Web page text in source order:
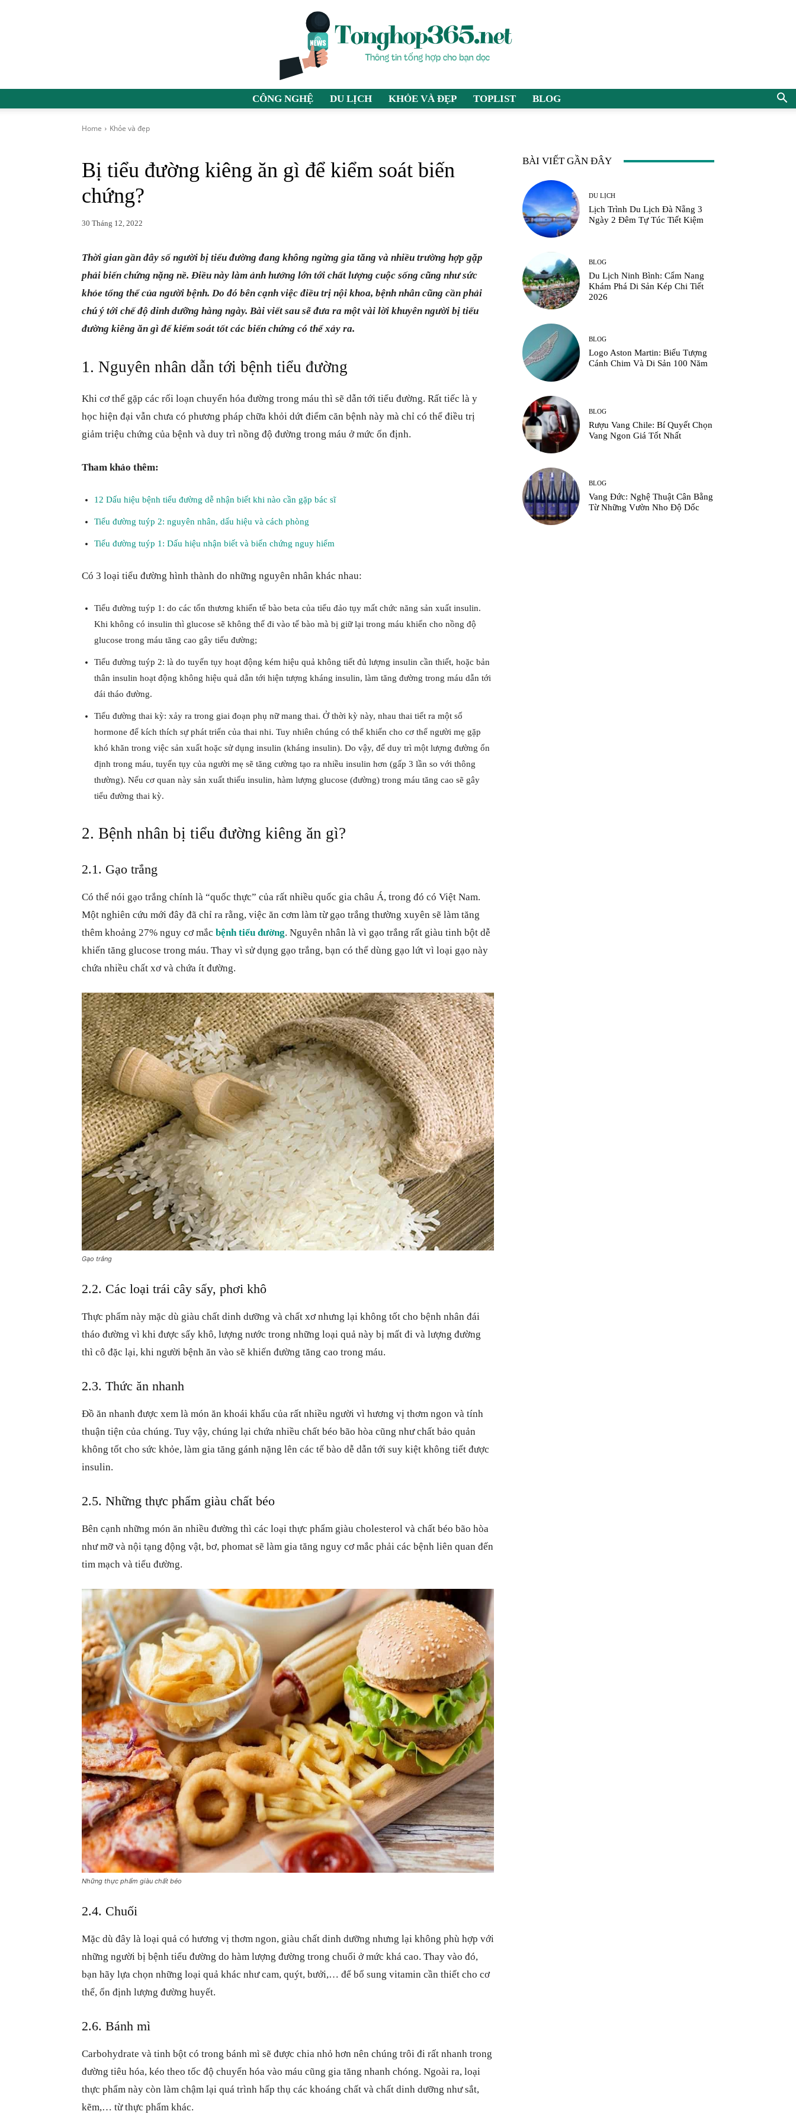
Thông
tổng
bạn
CÔNG NGHỆ DU LỊCH KHỎE VÀ ĐẸP TOPLIST BLOG
Home Khỏe và đẹp
Bị tiểu đường kiêng ăn gì để kiểm soát biến
chứng?
30 Tháng 12, 2022
Thời gian gần đây số người bị tiểu đường đang không ngừng gia tăng và nhiều trường hợp gặp
phải biến chứng nặng nề. Điều này làm ảnh hưởng lớn tới chất lượng cuộc sống cũng như sức
khỏe tổng thể của người bệnh. Do đó bên cạnh việc điều trị nội khoa, bệnh nhân cũng cần phải
chú ý tới chế độ dinh dưỡng hàng ngày. Bài viết sau sẽ đưa ra một vài lời khuyên người bị tiểu
đường kiêng ăn gì để kiểm soát tốt các biến chứng có thể xảy ra.
1. Nguyên nhân dẫn tới bệnh tiểu đường
Khi cơ thể gặp các rối loạn chuyển hóa đường trong máu thì sẽ dẫn tới tiểu đường. Rất tiếc là y
học hiện đại vẫn chưa có phương pháp chữa khỏi dứt điểm căn bệnh này mà chỉ có thể điều trị
giảm triệu chứng của bệnh và duy trì nồng độ đường trong máu ở mức ổn định.
Tham khảo thêm:
12 Dấu hiệu bệnh tiểu đường dễ nhận biết khi nào cần gặp bác sĩ
Tiểu đường tuýp 2: nguyên nhân, dấu hiệu và cách phòng
Tiểu đường tuýp 1: Dấu hiệu nhận biết và biến chứng nguy hiểm
Có 3 loại tiểu đường hình thành do những nguyên nhân khác nhau:
Tiểu đường tuýp 1: do các tổn thương khiến tế bào beta của tiểu đảo tụy mất chức năng sản xuất insulin.
Khi không có insulin thì glucose sẽ không thể đi vào tế bào mà bị giữ lại trong máu khiến cho nồng độ
glucose trong máu tăng cao gây tiểu đường;
Tiểu đường tuýp 2: là do tuyến tụy hoạt động kém hiệu quả không tiết đủ lượng insulin cần thiết, hoặc bản
thân insulin hoạt động không hiệu quả dẫn tới hiện tượng kháng insulin, làm tăng đường trong máu dẫn tới
đái tháo đường.
Tiểu đường thai kỳ: xảy ra trong giai đoạn phụ nữ mang thai. Ở thời kỳ này, nhau thai tiết ra một số
hormone để kích thích sự phát triển của thai nhi. Tuy nhiên chúng có thể khiến cho cơ thể người mẹ gặp
khó khăn trong việc sản xuất hoặc sử dụng insulin (kháng insulin). Do vậy, để duy trì một lượng đường ổn
định trong máu, tuyến tụy của người mẹ sẽ tăng cường tạo ra nhiều insulin hơn (gấp 3 lần so với thông
thường). Nếu cơ quan này sản xuất thiếu insulin, hàm lượng glucose (đường) trong máu tăng cao sẽ gây
tiểu đường thai kỳ.
2. Bệnh nhân bị tiểu đường kiêng ăn gì?
2.1. Gạo trắng
Có thể nói gạo trắng chính là “quốc thực” của rất nhiều quốc gia châu Á, trong đó có Việt Nam.
Một nghiên cứu mới đây đã chỉ ra rằng, việc ăn cơm làm từ gạo trắng thường xuyên sẽ làm tăng
thêm khoảng 27% nguy cơ mắc bệnh tiểu đường. Nguyên nhân là vì gạo trắng rất giàu tinh bột dễ
khiến tăng glucose trong máu. Thay vì sử dụng gạo trắng, bạn có thể dùng gạo lứt vì loại gạo này
chứa nhiều chất xơ và chứa ít đường.
Gạo trắng
2.2. Các loại trái cây sấy, phơi khô
Thực phẩm này mặc dù giàu chất dinh dưỡng và chất xơ nhưng lại không tốt cho bệnh nhân đái
tháo đường vì khi được sấy khô, lượng nước trong những loại quả này bị mất đi và lượng đường
thì cô đặc lại, khi người bệnh ăn vào sẽ khiến đường tăng cao trong máu.
2.3. Thức ăn nhanh
Đồ ăn nhanh được xem là món ăn khoái khẩu của rất nhiều người vì hương vị thơm ngon và tính
thuận tiện của chúng. Tuy vậy, chúng lại chứa nhiều chất béo bão hòa cũng như chất bảo quản
không tốt cho sức khỏe, làm gia tăng gánh nặng lên các tế bào dễ dẫn tới suy kiệt không tiết được
insulin.
2.5. Những thực phẩm giàu chất béo
Bên cạnh những món ăn nhiều đường thì các loại thực phẩm giàu cholesterol và chất béo bão hòa
như mỡ và nội tạng động vật, bơ, phomat sẽ làm gia tăng nguy cơ mắc phải các bệnh liên quan đến
tim mạch và tiểu đường.
Những thực phẩm giàu chất béo
2.4. Chuối
Mặc dù đây là loại quả có hương vị thơm ngon, giàu chất dinh dưỡng nhưng lại không phù hợp với
những người bị bệnh tiểu đường do hàm lượng đường trong chuối ở mức khá cao. Thay vào đó,
bạn hãy lựa chọn những loại quả khác như cam, quýt, bưởi,… để bổ sung vitamin cần thiết cho cơ
thể, ổn định lượng đường huyết.
2.6. Bánh mì
Carbohydrate và tinh bột có trong bánh mì sẽ được chia nhỏ hơn nên chúng trôi đi rất nhanh trong
đường tiêu hóa, kéo theo tốc độ chuyển hóa vào máu cũng gia tăng nhanh chóng. Ngoài ra, loại
thực phẩm này còn làm chậm lại quá trình hấp thụ các khoáng chất và chất dinh dưỡng như sắt,
kẽm,… từ thực phẩm khác.
BÀI VIẾT GẦN ĐÂY
DU LỊCH
Lịch Trình Du Lịch Đà Nẵng 3
Ngày 2 Đêm Tự Túc Tiết Kiệm
BLOG
Du Lịch Ninh Bình: Cẩm Nang
Khám Phá Di Sản Kép Chi Tiết
2026
BLOG
Logo Aston Martin: Biểu Tượng
Cánh Chim Và Di Sản 100 Năm
BLOG
Rượu Vang Chile: Bí Quyết Chọn
Vang Ngon Giá Tốt Nhất
BLOG
Vang Đức: Nghệ Thuật Cân Bằng
Từ Những Vườn Nho Độ Dốc